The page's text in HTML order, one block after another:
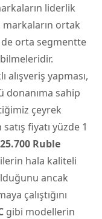
liderlik
ortak
orta segmentte
alışveriş yapması,
donanıma sahip
çeyrek
fiyatı yüzde 1
25.700 Ruble
hala kaliteli
ancak
çalıştığını
gibi modellerin